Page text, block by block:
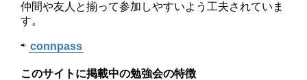
仲間や友人と揃って参加しやすいよう工夫されていま
す。
⇨ connpass
このサイトに掲載中の勉強会の特徴